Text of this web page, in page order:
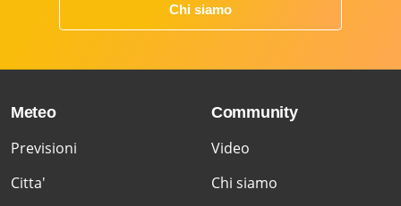
Chi siamo
Meteo
Previsioni
Citta'
Community
Video
Chi siamo